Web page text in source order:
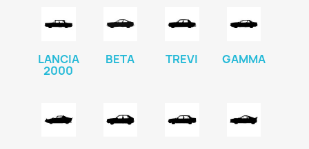
LANCIA
2000
BETA TREVI GAMMA